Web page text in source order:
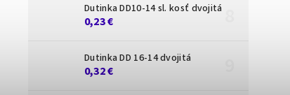
Dutinka DD10-14 sl. kosť dvojitá
0,23 €
Dutinka DD 16-14 dvojitá
0,32 €